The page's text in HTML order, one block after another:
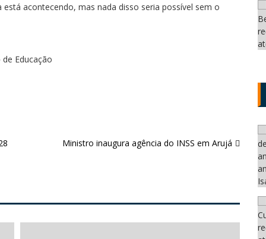
acontecendo, mas nada disso seria possível sem o
Educação
Ministro inaugura agência do INSS em Arujá